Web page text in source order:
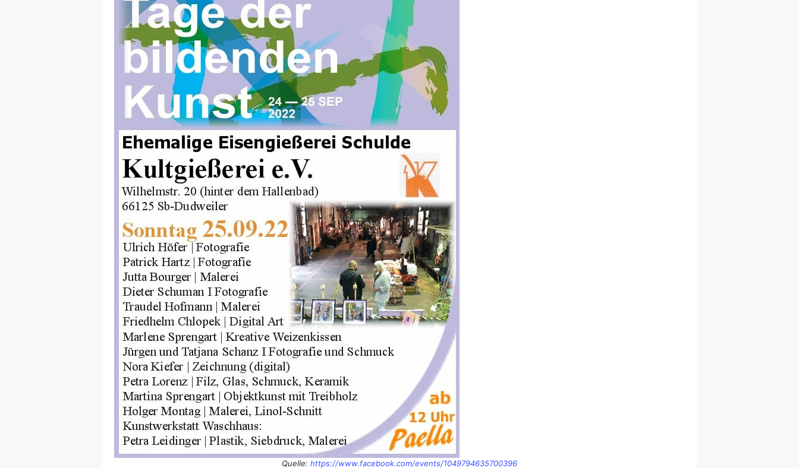
Quelle: https://www.facebook.com/events/1049794635700396